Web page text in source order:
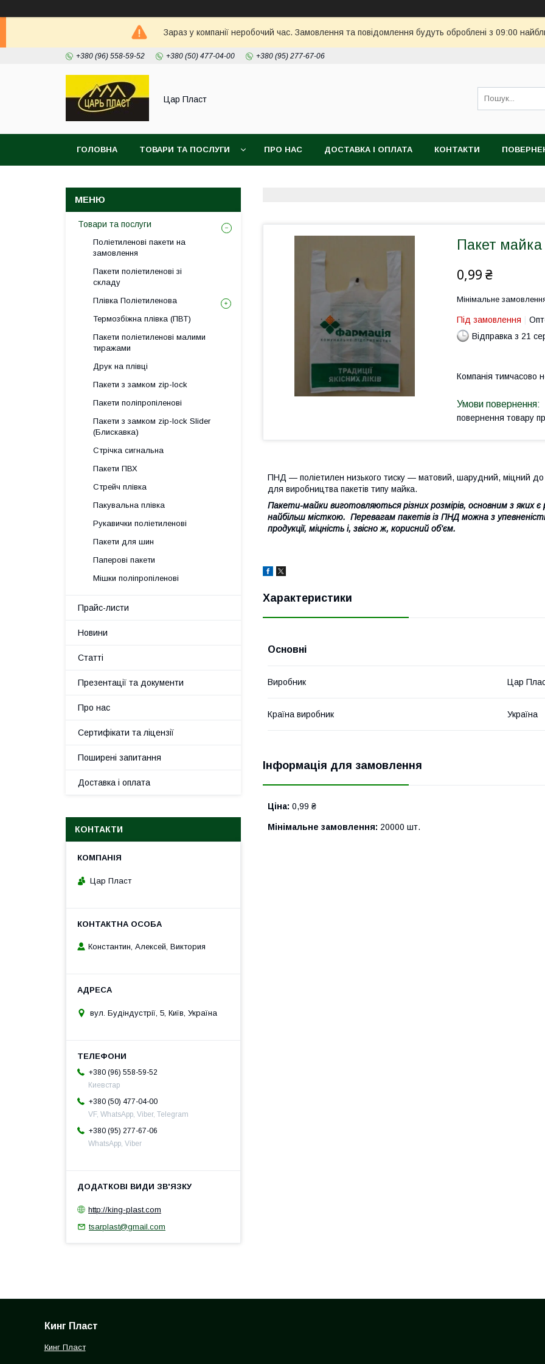
Зараз у компанії неробочий час. Замовлення та повідомлення будуть оброблені з 09:00
+380 (96) 558-59-52 +380 (50) 477-04-00 +380 (95) 277-67-06
Цар Пласт
ГОЛОВНА ТОВАРИ ТА ПОСЛУГИ ПРО НАС ДОСТАВКА І ОПЛАТА КОНТАКТИ
Пакет
0,99 ₴
Мінімальне
Під замовлення
Відправка з 21
Компанія тимчасово
повернення товару
ПНД — поліетилен низького тиску — матовий, шарудний, міцний до
для виробництва пакетів типу майка.
Пакети-майки виготовляються різних розмірів, основним з яких
найбільш місткою. Перевагам пакетів із ПНД можна з
продукції, міцність і, звісно ж, корисний об'єм.
Характеристики
Основні
Виробник Цар
Країна виробник Україна
Інформація для замовлення
Ціна: 0,99 ₴
Мінімальне замовлення: 20000 шт.
Товари та послуги
Поліетиленові пакети на
замовлення
Пакети поліетиленові зі
складу
Плівка Поліетиленова
Термозбіжна плівка (ПВТ)
Пакети поліетиленові малими
тиражами
Друк на плівці
Пакети з замком zip-lock
Пакети поліпропіленові
Пакети з замком zip-lock Slider
(Блискавка)
Стрічка сигнальна
Пакети ПВХ
Стрейч плівка
Пакувальна плівка
Рукавички поліетиленові
Пакети для шин
Паперові пакети
Мішки поліпропіленові
Прайс-листи
Новини
Статті
Презентації та документи
Про нас
Сертифікати та ліцензії
Поширені запитання
Доставка і оплата
КОНТАКТИ
Цар Пласт
Константин, Алексей, Виктория
вул. Будіндустрії, 5, Київ, Україна
+380 (96) 558-59-52
Киевстар
+380 (50) 477-04-00
VF, WhatsApp, Viber, Telegram
+380 (95) 277-67-06
WhatsApp, Viber
http://king-plast.com
tsarplast@gmail.com
Кинг Пласт
Кинг Пласт